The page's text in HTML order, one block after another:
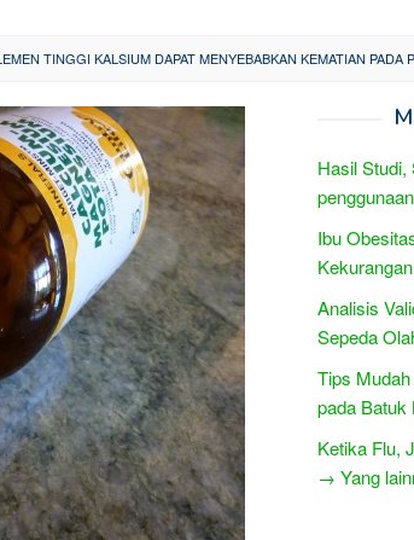
TINGGI KALSIUM DAPAT MENYEBABKAN KEMATIAN PADA
Hasil Studi,
Ibu
Analisis
Sepeda
Tips
pada Batuk
Ketika Flu,
→ Yang